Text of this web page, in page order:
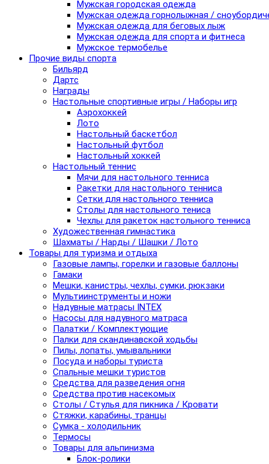
Мужская городская одежда
Мужская одежда горнолыжная /
Мужская одежда для беговых лыж
Мужская одежда для спорта и фитнеса
Мужское термобелье
Прочие виды спорта
Бильярд
Дартс
Награды
Настольные спортивные игры / Наборы игр
Аэрохоккей
Лото
Настольный баскетбол
Настольный футбол
Настольный хоккей
Настольный теннис
Мячи для настольного тенниса
Ракетки для настольного тенниса
Сетки для настольного тенниса
Столы для настольного тениса
Чехлы для ракеток настольного тенниса
Художественная гимнастика
Шахматы / Нарды / Шашки / Лото
Товары для туризма и отдыха
Газовые лампы, горелки и газовые баллоны
Гамаки
Мешки, канистры, чехлы, сумки, рюкзаки
Мультиинструменты и ножи
Надувные матрасы INTEX
Насосы для надувного матраса
Палатки / Комплектующие
Палки для скандинавской ходьбы
Пилы, лопаты, умывальники
Посуда и наборы туриста
Спальные мешки туристов
Средства для разведения огня
Средства против насекомых
Столы / Стулья для пикника / Кровати
Стяжки, карабины, транцы
Сумка - холодильник
Термосы
Товары для альпинизма
Блок-ролики